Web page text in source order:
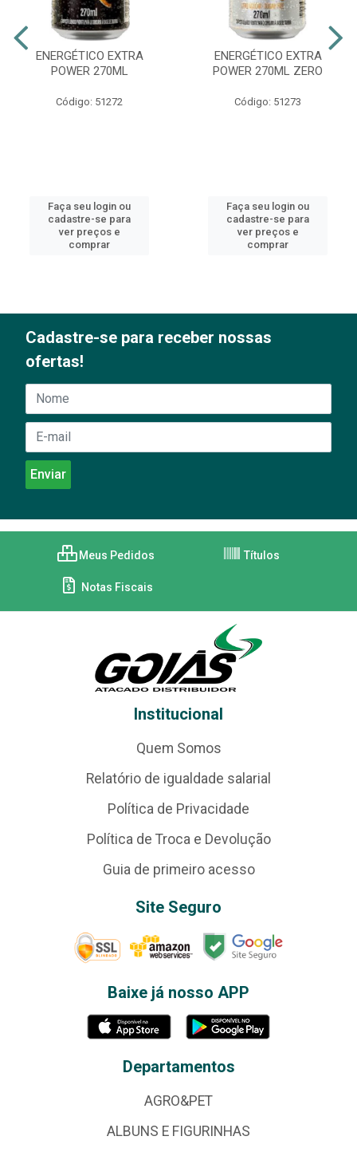
ENERGÉTICO EXTRA
POWER 270ML
Código: 51272
Faça seu login ou
cadastre-se para
ver preços e
comprar
ENERGÉTICO EXTRA
POWER 270ML ZERO
Código: 51273
Faça seu login ou
cadastre-se para
ver preços e
comprar
Cadastre-se para receber nossas
ofertas!
Meus Pedidos Títulos
Notas Fiscais
Institucional
Quem Somos
Relatório de igualdade salarial
Política de Privacidade
Política de Troca e Devolução
Guia de primeiro acesso
Site Seguro
Baixe já nosso APP
Departamentos
AGRO&PET
ALBUNS E FIGURINHAS